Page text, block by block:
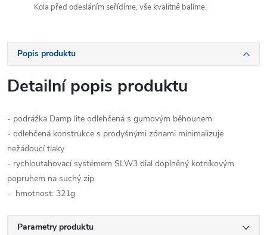
Kola před odesláním seřídíme, vše kvalitně balíme.
Popis produktu
Detailní popis produktu
- podrážka Damp lite odlehčená s gumovým běhounem
- odlehčená konstrukce s prodyšnými zónami minimalizuje
nežádoucí tlaky
- rychloutahovací systémem SLW3 dial doplněný kotníkovým
popruhem na suchý zip
- hmotnost: 321g
Parametry produktu